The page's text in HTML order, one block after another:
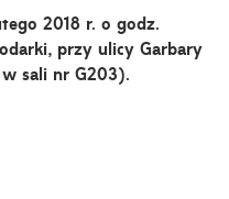
2018 r. o godz.
przy ulicy Garbary
sali nr G203).